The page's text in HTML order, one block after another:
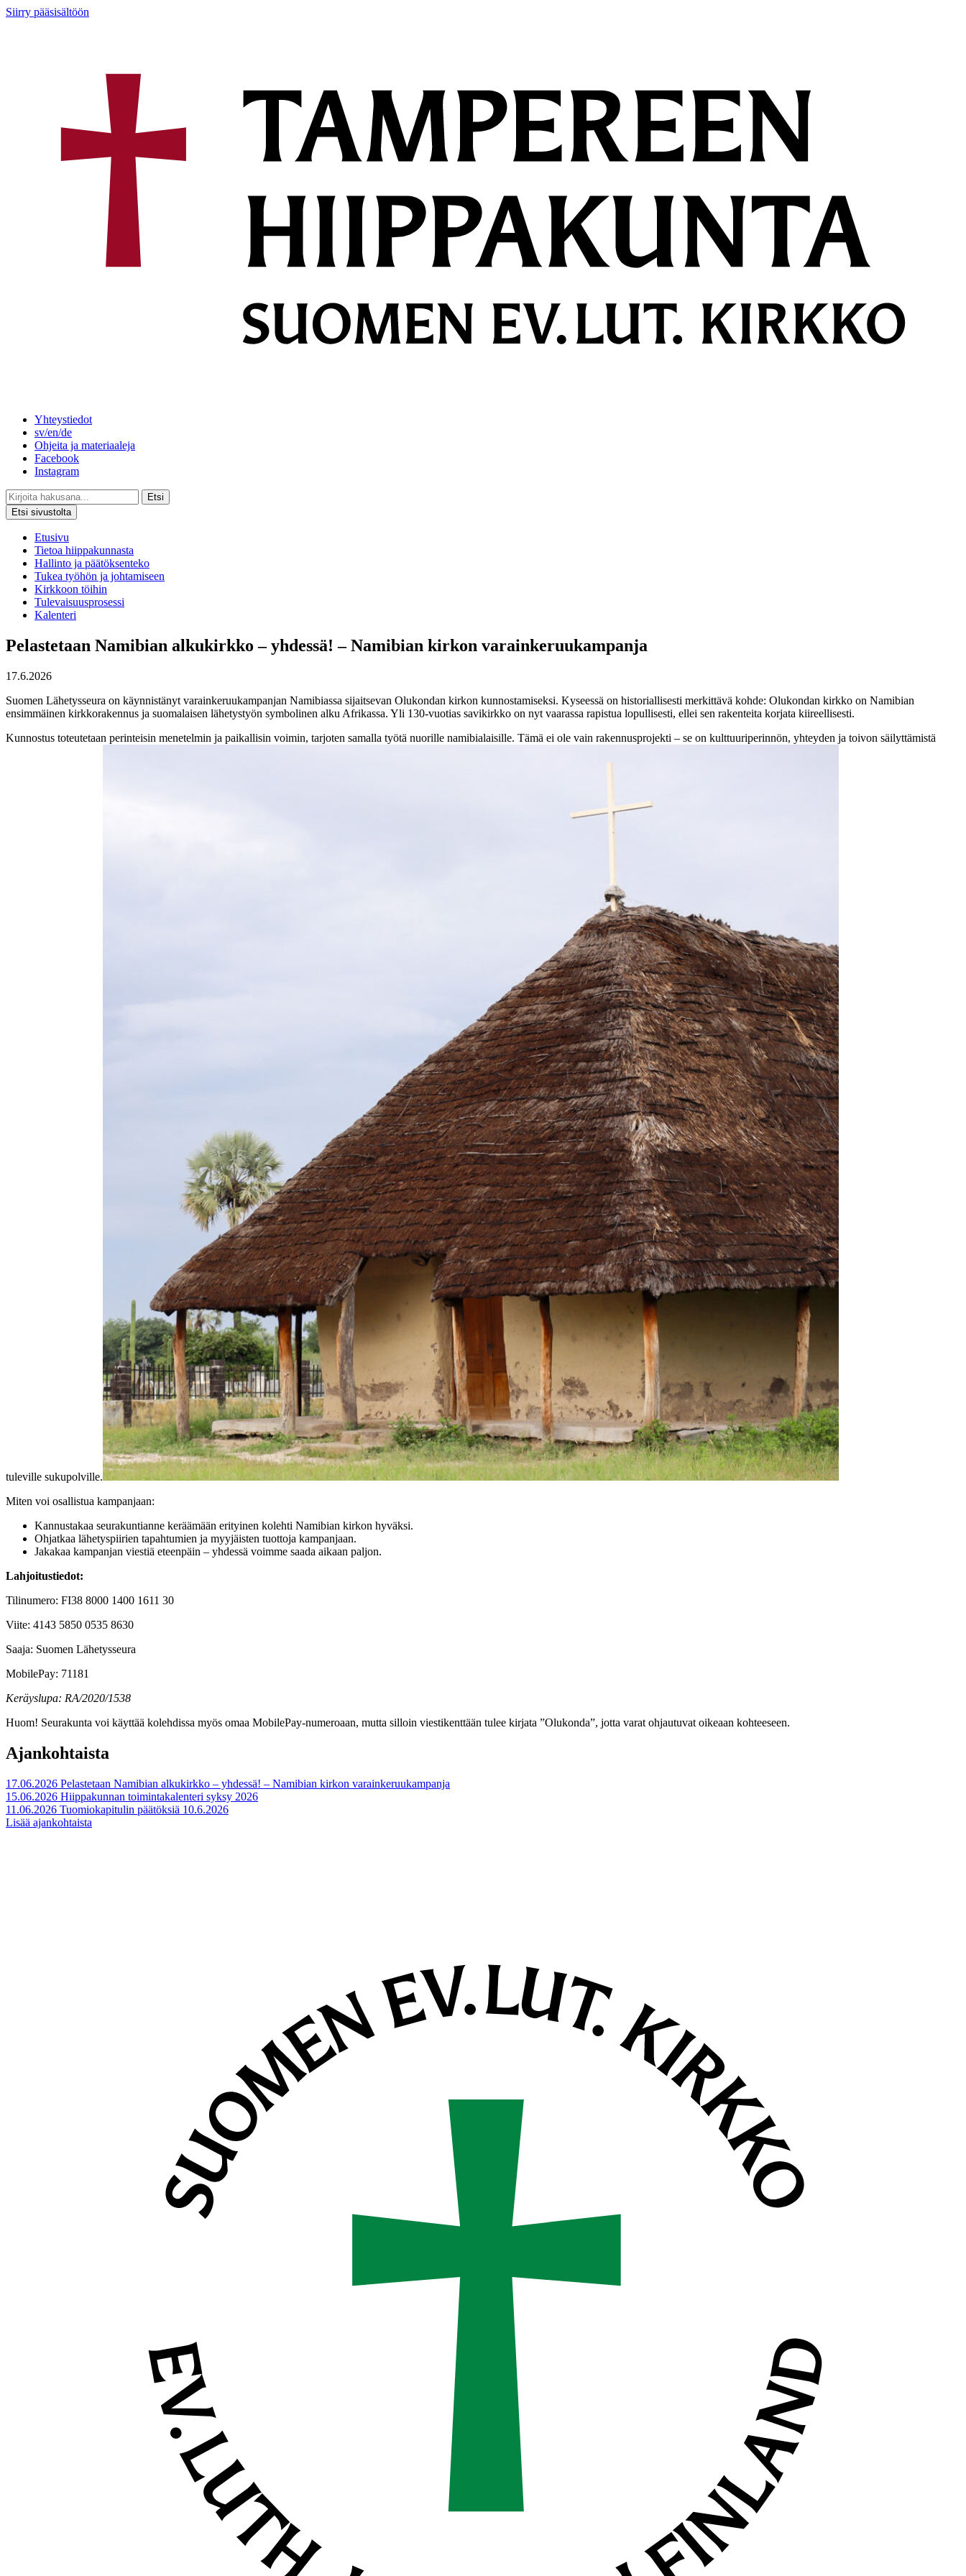
Siirry pääsisältöön
Yhteystiedot
sv/en/de
Ohjeita ja materiaaleja
Facebook
Instagram
Etsi
Etsi sivustolta
Etusivu
Tietoa hiippakunnasta
Hallinto ja päätöksenteko
Tukea työhön ja johtamiseen
Kirkkoon töihin
Tulevaisuusprosessi
Kalenteri
Pelastetaan Namibian alkukirkko – yhdessä! – Namibian kirkon varainkeruukampanja
17.6.2026
Suomen Lähetysseura on käynnistänyt varainkeruukampanjan Namibiassa sijaitsevan Olukondan kirkon kunnostamiseksi. Kyseessä on historiallisesti merkittävä kohde: Olukondan kirkko on Namibian
ensimmäinen kirkkorakennus ja suomalaisen lähetystyön symbolinen alku Afrikassa. Yli 130-vuotias savikirkko on nyt vaarassa rapistua lopullisesti, ellei sen rakenteita korjata kiireellisesti.
Kunnostus toteutetaan perinteisin menetelmin ja paikallisin voimin, tarjoten samalla työtä nuorille namibialaisille. Tämä ei ole vain rakennusprojekti – se on kulttuuriperinnön, yhteyden ja toivon säilyttämistä
tuleville sukupolville.
Miten voi osallistua kampanjaan:
Kannustakaa seurakuntianne keräämään erityinen kolehti Namibian kirkon hyväksi.
Ohjatkaa lähetyspiirien tapahtumien ja myyjäisten tuottoja kampanjaan.
Jakakaa kampanjan viestiä eteenpäin – yhdessä voimme saada aikaan paljon.
Lahjoitustiedot:
Tilinumero: FI38 8000 1400 1611 30
Viite: 4143 5850 0535 8630
Saaja: Suomen Lähetysseura
MobilePay: 71181
Keräyslupa: RA/2020/1538
Huom! Seurakunta voi käyttää kolehdissa myös omaa MobilePay-numeroaan, mutta silloin viestikenttään tulee kirjata ”Olukonda”, jotta varat ohjautuvat oikeaan kohteeseen.
Ajankohtaista
17.06.2026 Pelastetaan Namibian alkukirkko – yhdessä! – Namibian kirkon varainkeruukampanja
15.06.2026 Hiippakunnan toimintakalenteri syksy 2026
11.06.2026 Tuomiokapitulin päätöksiä 10.6.2026
Lisää ajankohtaista